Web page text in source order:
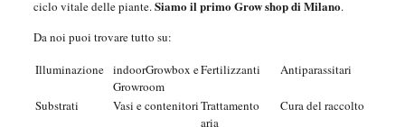
ciclo vitale delle piante.Siamo il primo Grow shop di Milano.
Da noi puoi trovare tutto su:
Illuminazione indoorGrowbox e
Growroom
Fertilizzanti Antiparassitari
Substrati Vasi e contenitoriTrattamento
aria
Cura del raccolto